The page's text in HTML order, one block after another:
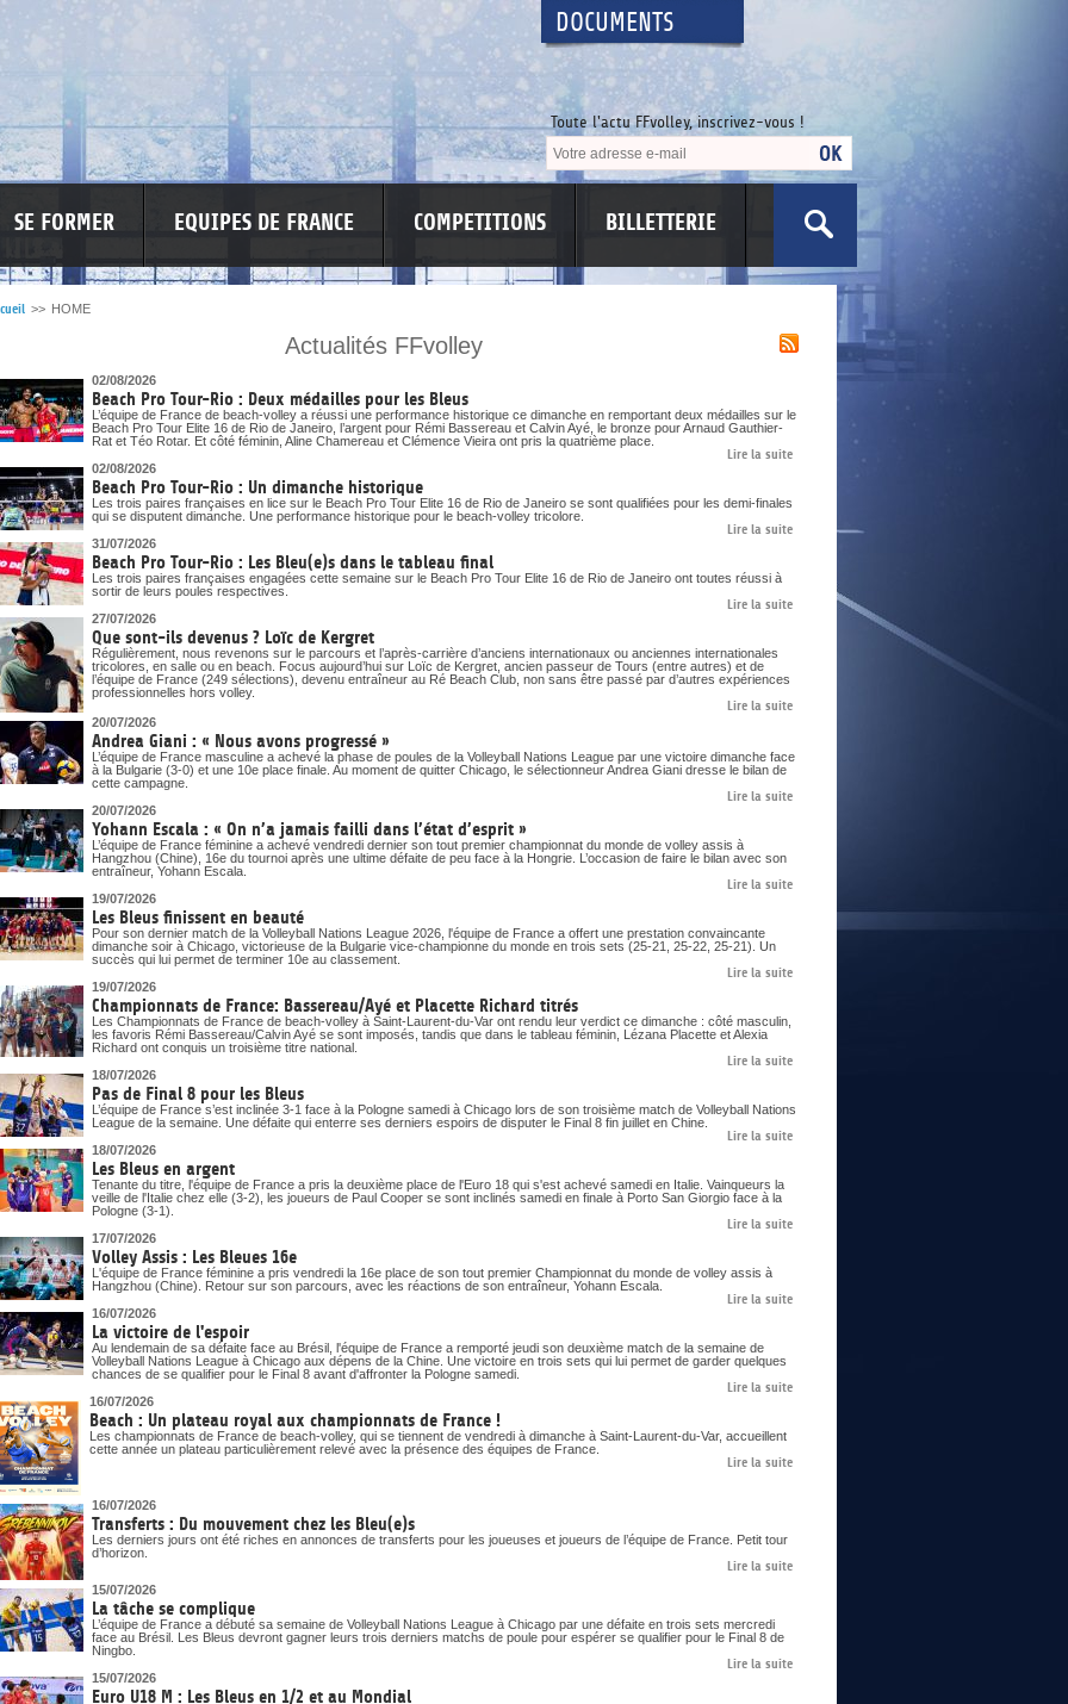
DOCUMENTS
Toute l'actu FFvolley, inscrivez-vous !
SE FORMER EQUIPES DE FRANCE COMPETITIONS BILLETTERIE
INFORMATIONS CORONAVIRUS
SITUATION SANITAIRE
COVID-19
>> HOME
Actualités FFvolley
02/08/2026
Beach Pro Tour-Rio : Deux médailles pour les Bleus
L’équipe de France de beach-volley a réussi une performance historique ce dimanche en remportant deux médailles sur le
Beach Pro Tour Elite 16 de Rio de Janeiro, l’argent pour Rémi Bassereau et Calvin Ayé, le bronze pour Arnaud Gauthier-
Rat et Téo Rotar. Et côté féminin, Aline Chamereau et Clémence Vieira ont pris la quatrième place.
Lire la suite
02/08/2026
Beach Pro Tour-Rio : Un dimanche historique
Les trois paires françaises en lice sur le Beach Pro Tour Elite 16 de Rio de Janeiro se sont qualifiées pour les demi-finales
qui se disputent dimanche. Une performance historique pour le beach-volley tricolore.
Lire la suite
31/07/2026
Beach Pro Tour-Rio : Les Bleu(e)s dans le tableau final
Les trois paires françaises engagées cette semaine sur le Beach Pro Tour Elite 16 de Rio de Janeiro ont toutes réussi à
sortir de leurs poules respectives.
Lire la suite
27/07/2026
Que sont-ils devenus ? Loïc de Kergret
Régulièrement, nous revenons sur le parcours et l’après-carrière d’anciens internationaux ou anciennes internationales
tricolores, en salle ou en beach. Focus aujourd’hui sur Loïc de Kergret, ancien passeur de Tours (entre autres) et de
l’équipe de France (249 sélections), devenu entraîneur au Ré Beach Club, non sans être passé par d’autres expériences
professionnelles hors volley.
Lire la suite
20/07/2026
Andrea Giani : « Nous avons progressé »
L’équipe de France masculine a achevé la phase de poules de la Volleyball Nations League par une victoire dimanche face
à la Bulgarie (3-0) et une 10e place finale. Au moment de quitter Chicago, le sélectionneur Andrea Giani dresse le bilan de
cette campagne.
Lire la suite
20/07/2026
Yohann Escala : « On n’a jamais failli dans l’état d’esprit »
L’équipe de France féminine a achevé vendredi dernier son tout premier championnat du monde de volley assis à
Hangzhou (Chine), 16e du tournoi après une ultime défaite de peu face à la Hongrie. L’occasion de faire le bilan avec son
entraîneur, Yohann Escala.
Lire la suite
19/07/2026
Les Bleus finissent en beauté
Pour son dernier match de la Volleyball Nations League 2026, l'équipe de France a offert une prestation convaincante
dimanche soir à Chicago, victorieuse de la Bulgarie vice-championne du monde en trois sets (25-21, 25-22, 25-21). Un
succès qui lui permet de terminer 10e au classement.
Lire la suite
19/07/2026
Championnats de France: Bassereau/Ayé et Placette Richard titrés
Les Championnats de France de beach-volley à Saint-Laurent-du-Var ont rendu leur verdict ce dimanche : côté masculin,
les favoris Rémi Bassereau/Calvin Ayé se sont imposés, tandis que dans le tableau féminin, Lézana Placette et Alexia
Richard ont conquis un troisième titre national.
Lire la suite
18/07/2026
Pas de Final 8 pour les Bleus
L’équipe de France s’est inclinée 3-1 face à la Pologne samedi à Chicago lors de son troisième match de Volleyball Nations
League de la semaine. Une défaite qui enterre ses derniers espoirs de disputer le Final 8 fin juillet en Chine.
Lire la suite
18/07/2026
Les Bleus en argent
Tenante du titre, l'équipe de France a pris la deuxième place de l'Euro 18 qui s'est achevé samedi en Italie. Vainqueurs la
veille de l'Italie chez elle (3-2), les joueurs de Paul Cooper se sont inclinés samedi en finale à Porto San Giorgio face à la
Pologne (3-1).
Lire la suite
17/07/2026
Volley Assis : Les Bleues 16e
L'équipe de France féminine a pris vendredi la 16e place de son tout premier Championnat du monde de volley assis à
Hangzhou (Chine). Retour sur son parcours, avec les réactions de son entraîneur, Yohann Escala.
Lire la suite
16/07/2026
La victoire de l'espoir
Au lendemain de sa défaite face au Brésil, l'équipe de France a remporté jeudi son deuxième match de la semaine de
Volleyball Nations League à Chicago aux dépens de la Chine. Une victoire en trois sets qui lui permet de garder quelques
chances de se qualifier pour le Final 8 avant d'affronter la Pologne samedi.
Lire la suite
16/07/2026
Beach : Un plateau royal aux championnats de France !
Les championnats de France de beach-volley, qui se tiennent de vendredi à dimanche à Saint-Laurent-du-Var, accueillent
cette année un plateau particulièrement relevé avec la présence des équipes de France.
Lire la suite
16/07/2026
Transferts : Du mouvement chez les Bleu(e)s
Les derniers jours ont été riches en annonces de transferts pour les joueuses et joueurs de l’équipe de France. Petit tour
d’horizon.
Lire la suite
15/07/2026
La tâche se complique
L’équipe de France a débuté sa semaine de Volleyball Nations League à Chicago par une défaite en trois sets mercredi
face au Brésil. Les Bleus devront gagner leurs trois derniers matchs de poule pour espérer se qualifier pour le Final 8 de
Ningbo.
Lire la suite
15/07/2026
Euro U18 M : Les Bleus en 1/2 et au Mondial